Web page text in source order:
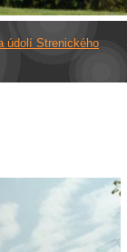
údolí Strenického